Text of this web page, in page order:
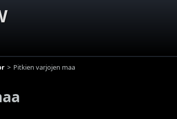
Pitkien varjojen maa